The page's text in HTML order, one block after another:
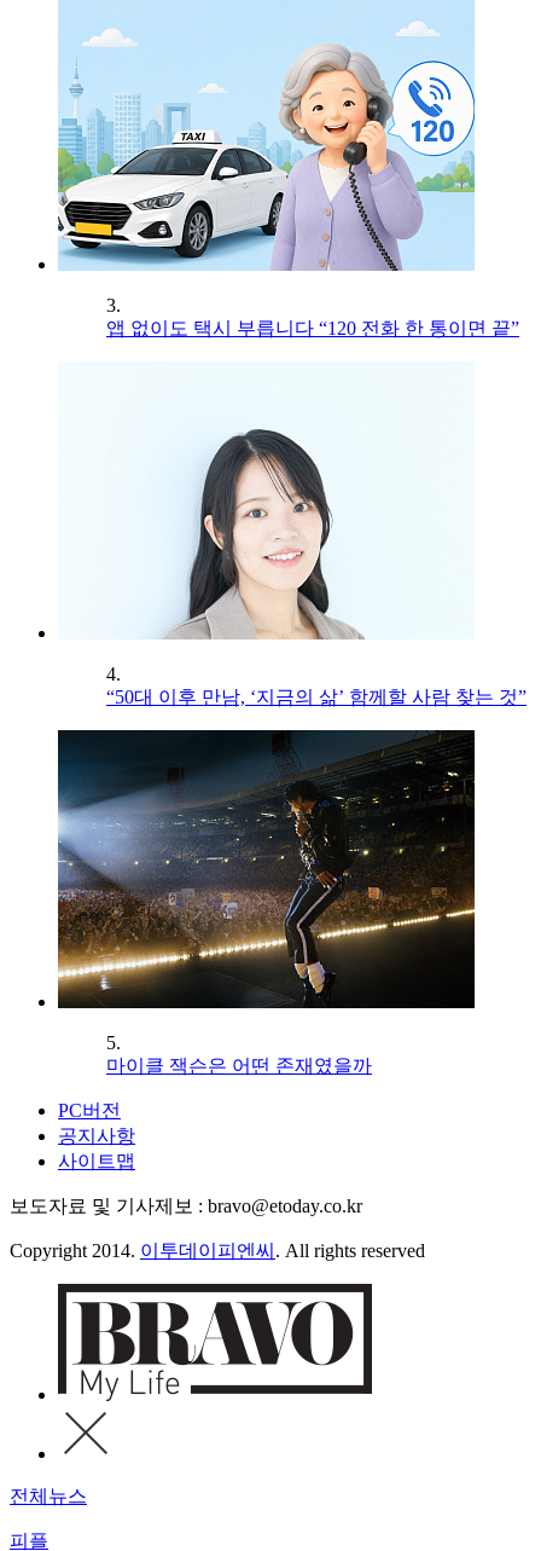
3.
앱 없이도 택시 부릅니다 “120 전화 한 통이면 끝”
4.
“50대 이후 만남, ‘지금의 삶’ 함께할 사람 찾는 것”
5.
마이클 잭슨은 어떤 존재였을까
PC버전
공지사항
사이트맵
보도자료 및 기사제보 : bravo@etoday.co.kr
Copyright 2014. 이투데이피엔씨 . All rights reserved
전체뉴스
피플